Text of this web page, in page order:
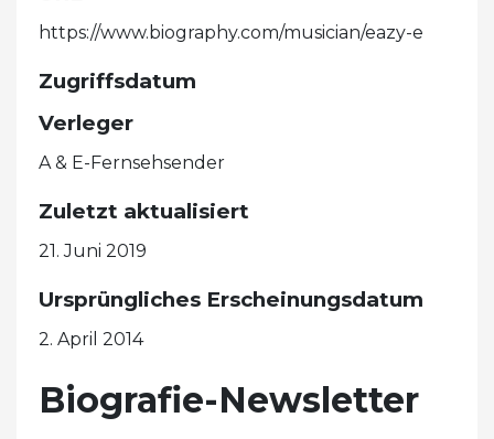
https://www.biography.com/musician/eazy-e
Zugriffsdatum
Verleger
A & E-Fernsehsender
Zuletzt aktualisiert
21. Juni 2019
Ursprüngliches Erscheinungsdatum
2. April 2014
Biografie-Newsletter